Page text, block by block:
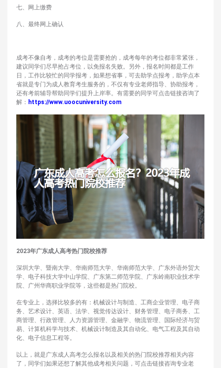
七、网上缴费
八、最终网上确认
成考不像自考，成考的考位是需要抢的，成考每年的考位都非常紧张，
建议同学们尽早抢占考位，以免报名失败。另外，报名时间都是工作
日，工作比较忙的同学报考，如果想省事，可去助学点报考，助学点本
省就是专门为成人教育考生服务的，不仅有专业老师指导、协助报考，
还有考前辅导帮助同学们提升上岸率。有需要的同学可点击链接咨询了
解： https://www.uoocuniversity.com
2023年广东成人高考热门院校推荐
深圳大学、暨南大学、华南师范大学、华南师范大学、广东外语外贸大
学、电子科技大学中山学院、广东第二师范学院、广东岭南职业技术学
院、广州华商职业学院等，这些都是热门院校。
在专业上，选择比较多的有：机械设计与制造、工商企业管理、电子商
务、艺术设计、英语、法学、视觉传达设计、财务管理、电子商务、工
商管理、行政管理、人力资源管理、金融学、物流管理、国际经济与贸
易、计算机科学与技术、机械设计制造及其自动化、电气工程及其自动
化、电子信息工程等。
以上，就是广东成人高考怎么报名以及相关的热门院校推荐相关内容
了，同学们如果还想了解其他成考相关问题，可点击链接咨询专业老